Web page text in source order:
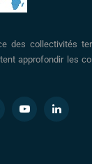
des collectivités
approfondir les